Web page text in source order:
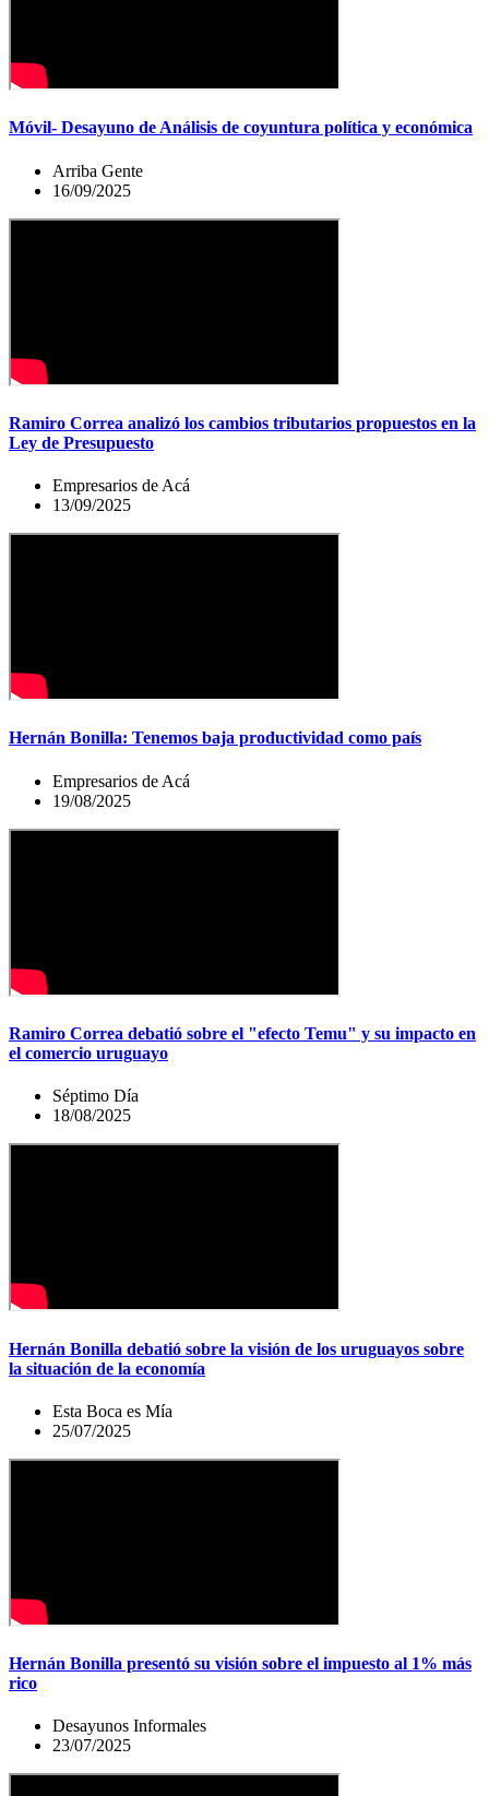
Móvil- Desayuno de Análisis de coyuntura política y económica
Arriba Gente
16/09/2025
Ramiro Correa analizó los cambios tributarios propuestos en la
Ley de Presupuesto
Empresarios de Acá
13/09/2025
Hernán Bonilla: Tenemos baja productividad como país
Empresarios de Acá
19/08/2025
Ramiro Correa debatió sobre el "efecto Temu" y su impacto en
el comercio uruguayo
Séptimo Día
18/08/2025
Hernán Bonilla debatió sobre la visión de los uruguayos sobre
la situación de la economía
Esta Boca es Mía
25/07/2025
Hernán Bonilla presentó su visión sobre el impuesto al 1% más
rico
Desayunos Informales
23/07/2025